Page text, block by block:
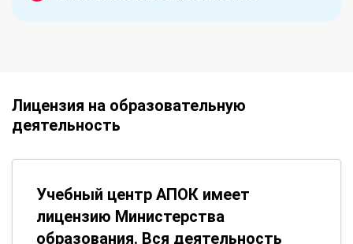
Лицензия на образовательную
деятельность
Учебный центр АПОК имеет
лицензию Министерства
образования. Вся деятельность